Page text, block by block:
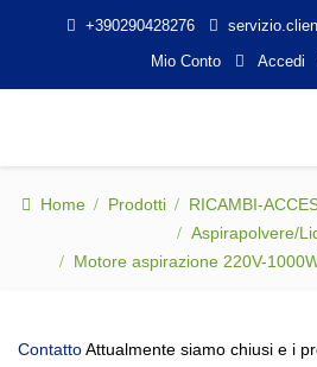
+390290428276
Mio Conto
Accedi
Home Prodotti
RICAMBI-
Aspirapolvere/
Motore aspirazione 220V-
ContattoAttualmente siamo chiusi e i